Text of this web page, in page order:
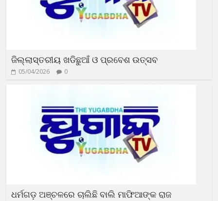
ଜିଲ୍ଲାସ୍ତରୀୟ ଖଡିଛୁଆଁ ଓ ପ୍ରବେଶ ଉତ୍ସବ
05/04/2026 0
ଧର୍ମଗଡ଼ ଅଞ୍ଚଳରେ ଚାଲିଛି ବାଲି ମାଫିଆଙ୍କ ରାଜ